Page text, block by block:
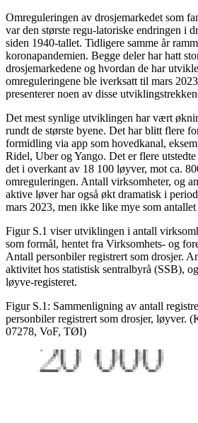
Omreguleringen av drosjemarkedet som
var den største regu-latoriske endringen i
siden 1940-tallet. Tidligere samme år
koronapandemien. Begge deler har hatt
drosjemarkedene og hvordan de har
omreguleringene ble iverksatt til mars
presenterer noen av disse
Det mest synlige utviklingen har vært
rundt de største byene. Det har blitt flere
formidling via app som hovedkanal,
Ridel, Uber og Yango. Det er flere
det i overkant av 18 100 løyver, mot ca.
omreguleringen. Antall virksomheter, og
aktive løver har også økt dramatisk i
mars 2023, men ikke like mye som
Figur S.1 viser utviklingen i antall
som formål, hentet fra Virksomhets- og
Antall personbiler registrert som drosjer.
aktivitet hos statistisk sentralbyrå (SSB),
løyve-registeret.
Figur S.1: Sammenligning av antall
personbiler registrert som drosjer, løyver.
07278, VoF, TØI)